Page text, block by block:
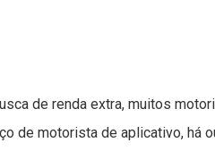
de renda extra, muitos
de motorista de aplicativo, há